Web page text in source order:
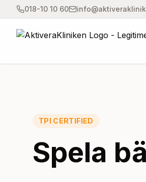
018-10 10 60
TPI CERTIFIED
Spela